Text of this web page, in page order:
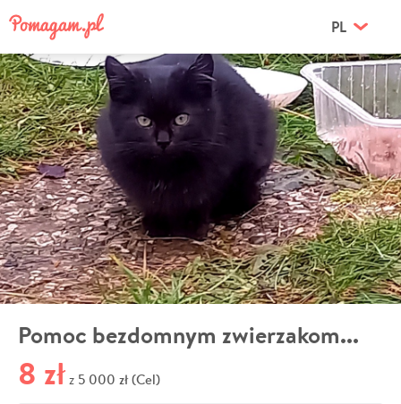
PL
Pomoc bezdomnym zwierzakom...
8 zł z 5 000 zł (Cel)